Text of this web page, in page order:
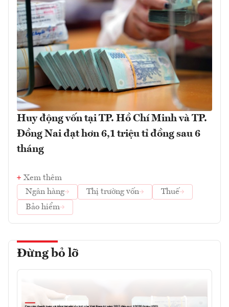
Huy động vốn tại TP. Hồ Chí Minh và TP.
Đồng Nai đạt hơn 6,1 triệu tỉ đồng sau 6
tháng
Xem thêm
Ngân hàng
Thị trường vốn
Thuế
Bảo hiểm
Đừng bỏ lỡ